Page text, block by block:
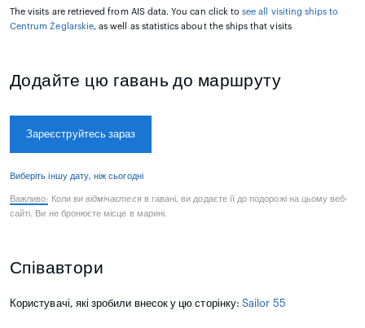
The visits are retrieved from AIS data. You can click tosee all visiting ships to
Centrum Żeglarskie, as well as statistics about the ships that visits
Додайте цю гавань до маршруту
Зареєструйтесь зараз
Виберіть іншу дату, ніж сьогодні
Важливо: Коли ви відмічаєтесяв гавані, ви додаєте її до подорожі на цьому веб-
сайті. Ви не бронюєте місце в марині.
Співавтори
Користувачі, які зробили внесок у цю сторінку:Sailor 55